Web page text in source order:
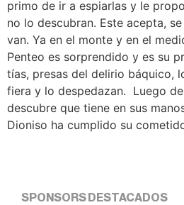
primo de ir a espiarlas y le
no lo descubran. Este acepta,
van. Ya en el monte y en el
Penteo es sorprendido y es su
tías, presas del delirio báquico,
fiera y lo despedazan. Luego
descubre que tiene en sus
Dioniso ha cumplido su
SPONSORS DESTACADOS